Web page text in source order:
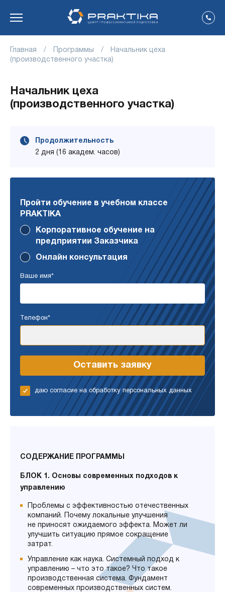
Главная / Программы /
Начальник цеха
(производственного участка)
Начальник цеха
(производственного участка)
Продолжительность
2 дня (16 академ. часов)
Пройти обучение в учебном классе
PRAKTIKA
Корпоративное обучение на
предприятии Заказчика
Онлайн консультация
Ваше имя*
Телефон*
даю согласие на обработку персональных данных
СОДЕРЖАНИЕ ПРОГРАММЫ
БЛОК 1. Основы современных подходов к
управлению
Проблемы с эффективностью отечественных
компаний. Почему локальные улучшения
не приносят ожидаемого эффекта. Может ли
улучшить ситуацию прямое сокращение
затрат.
Управление как наука. Системный подход к
управлению – что это такое? Что такое
производственная система. Фундамент
современных производственных систем.